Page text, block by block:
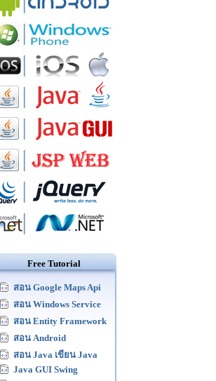
Free Tutorial
สอน Google Maps Api
สอน Windows Service
สอน Entity Framework
สอน Android
สอน Java เขียน Java
Java GUI Swing